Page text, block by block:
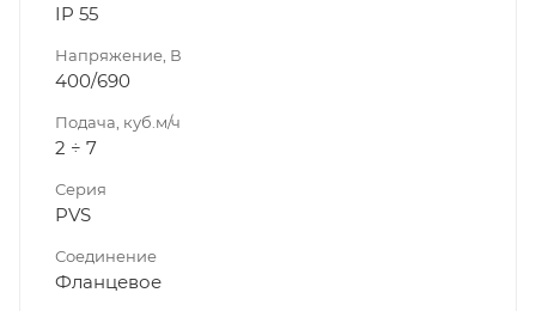
IP 55
Напряжение, В
400/690
Подача, куб.м/ч
2 ÷ 7
Серия
PVS
Соединение
Фланцевое